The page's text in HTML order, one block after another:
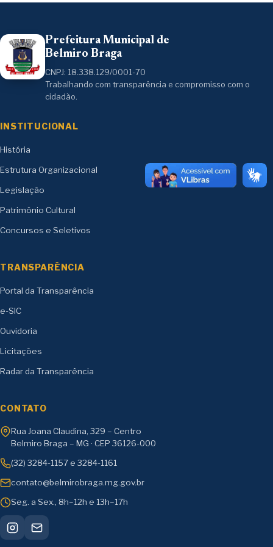
Prefeitura Municipal de
Belmiro Braga
CNPJ: 18.338.129/0001-70
Trabalhando com transparência e compromisso com o
cidadão.
INSTITUCIONAL
História
Estrutura Organizacional
Legislação
Patrimônio Cultural
Concursos e Seletivos
TRANSPARÊNCIA
Portal da Transparência
e-SIC
Ouvidoria
Licitações
Radar da Transparência
CONTATO
Rua Joana Claudina, 329 – Centro
Belmiro Braga – MG · CEP 36126-000
(32) 3284-1157 e 3284-1161
contato@belmirobraga.mg.gov.br
Seg. a Sex., 8h–12h e 13h–17h